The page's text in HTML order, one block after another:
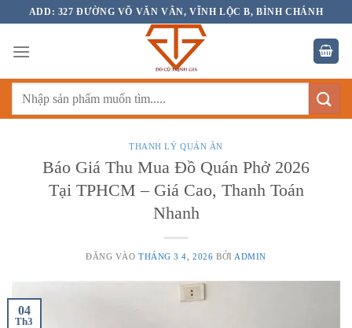
nội
ADD: 327 ĐƯỜNG VÕ VĂN VÂN, VĨNH LỘC B, BÌNH CHÁNH
THANH LÝ QUÁN ĂN
Báo Giá Thu Mua Đồ Quán Phở 2026
Tại TPHCM – Giá Cao, Thanh Toán
Nhanh
ĐĂNG VÀO THÁNG 3 4, 2026 BỞI ADMIN
04
Th3